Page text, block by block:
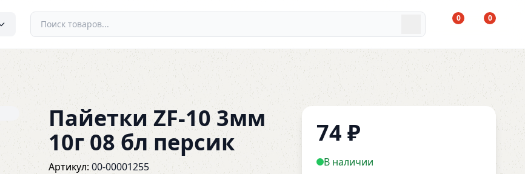
0 0
Пайетки ZF-10 3мм
10г 08 бл персик
Артикул:00-00001255
74 ₽
В наличии